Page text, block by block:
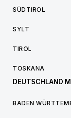
SÜDTIROL
SYLT
TIROL
TOSKANA
DEUTSCHLAND
BADEN